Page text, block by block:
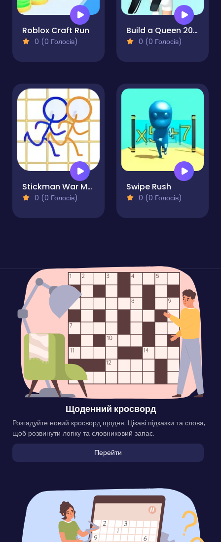
Roblox Craft Run
0 (0 Голосів)
Build a Queen 2025
0 (0 Голосів)
Stickman War Multiplayer
0 (0 Голосів)
Swipe Rush
0 (0 Голосів)
Щоденний кросворд
Розгадуйте новий кросворд щодня. Цікаві підказки та слова,
щоб розвинути логіку та словниковий запас.
Перейти